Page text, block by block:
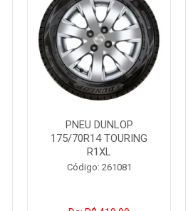
PNEU DUNLOP
175/70R14 TOURING
R1XL
Código: 261081